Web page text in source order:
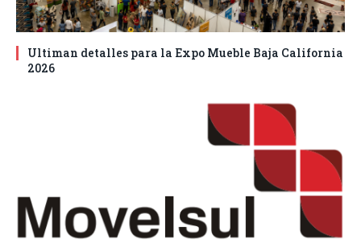
Ultiman detalles para la Expo Mueble Baja California
2026